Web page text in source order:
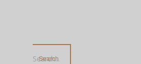
Search...